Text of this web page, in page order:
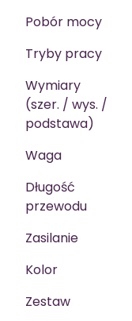
Pobór mocy
Tryby pracy
Wymiary
(szer. / wys. /
podstawa)
Waga
Długość
przewodu
Zasilanie
Kolor
Zestaw